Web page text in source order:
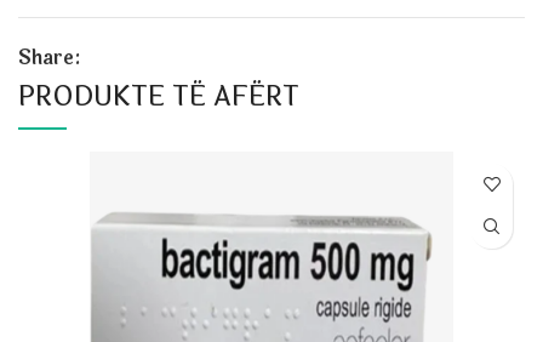
Share:
PRODUKTE TË AFËRT